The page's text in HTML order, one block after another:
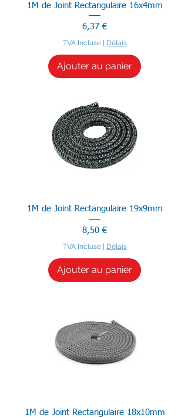
1M de Joint Rectangulaire 16x4mm
Prix
6,37 €
TVA Incluse| Délais
Ajouter au panier
1M de Joint Rectangulaire 19x9mm
Prix
8,50 €
TVA Incluse| Délais
Ajouter au panier
1M de Joint Rectangulaire 18x10mm